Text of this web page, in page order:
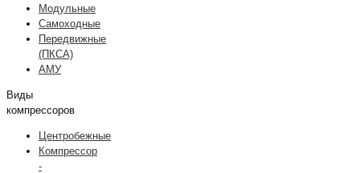
Модульные
Самоходные
Передвижные
(ПКСА)
АМУ
Виды
компрессоров
Центробежные
Компрессор
-